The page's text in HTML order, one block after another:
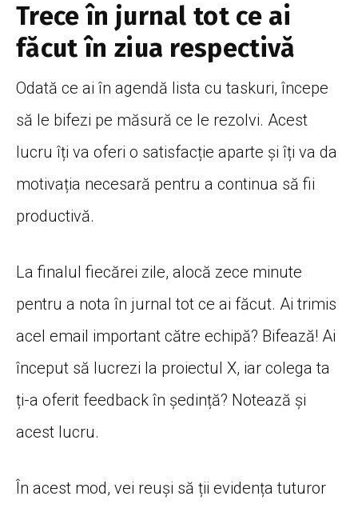
Trece în jurnal tot ce ai
făcut în ziua respectivă
Odată ce ai în agendă lista cu taskuri, începe
să le bifezi pe măsură ce le rezolvi. Acest
lucru îți va oferi o satisfacție aparte și îți va da
motivația necesară pentru a continua să fii
productivă.
La finalul fiecărei zile, alocă zece minute
pentru a nota în jurnal tot ce ai făcut. Ai trimis
acel email important către echipă? Bifează! Ai
început să lucrezi la proiectul X, iar colega ta
ți-a oferit feedback în ședință? Notează și
acest lucru.
În acest mod, vei reuși să ții evidența tuturor